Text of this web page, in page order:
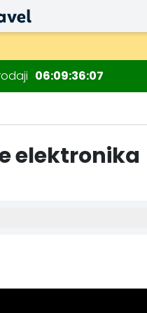
06093606
elektronika